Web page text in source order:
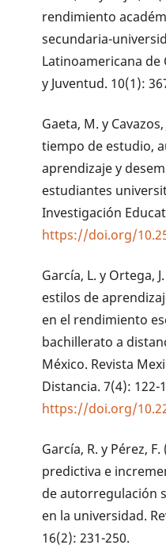
rendimiento
secundaria-
Latinoamericana de
y Juventud. 10(1):
Gaeta, M. y
tiempo de estudio,
aprendizaje y
estudiantes
Investigación
https://doi.org/
García, L. y Ortega,
estilos de
en el rendimiento
bachillerato a
México. Revista
Distancia. 7(4): 122-
https://doi.org/
García, R. y Pérez,
predictiva e
de autorregulación
en la universidad.
16(2): 231-250.